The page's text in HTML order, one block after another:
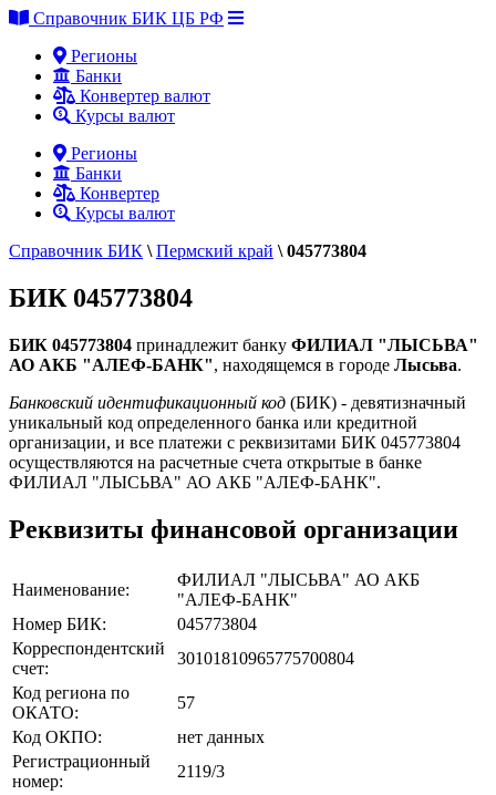
Справочник БИК ЦБ РФ
Регионы
Банки
Конвертер валют
Курсы валют
Регионы
Банки
Конвертер
Курсы валют
Справочник БИК \ Пермский край \ 045773804
БИК 045773804
БИК 045773804 принадлежит банку ФИЛИАЛ "ЛЫСЬВА"
АО АКБ "АЛЕФ-БАНК", находящемся в городе Лысьва.
Банковский идентификационный код (БИК) - девятизначный
уникальный код определенного банка или кредитной
организации, и все платежи с реквизитами БИК 045773804
осуществляются на расчетные счета открытые в банке
ФИЛИАЛ "ЛЫСЬВА" АО АКБ "АЛЕФ-БАНК".
Реквизиты финансовой организации
Наименование:
ФИЛИАЛ "ЛЫСЬВА" АО АКБ
"АЛЕФ-БАНК"
Номер БИК:
045773804
Корреспондентский
счет:
30101810965775700804
Код региона по
ОКАТО:
57
Код ОКПО:
нет данных
Регистрационный
номер:
2119/3